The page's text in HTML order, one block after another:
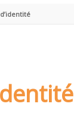
PRINCIPAL